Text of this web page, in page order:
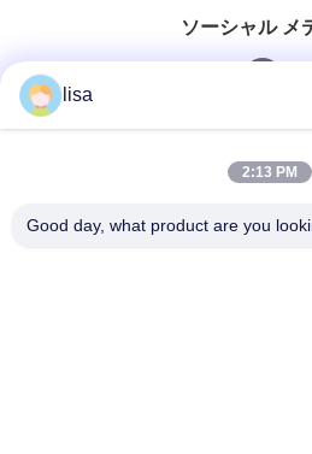
ソーシャル メ
迅速な連
lisa
2:13 PM
Good day, what product are you